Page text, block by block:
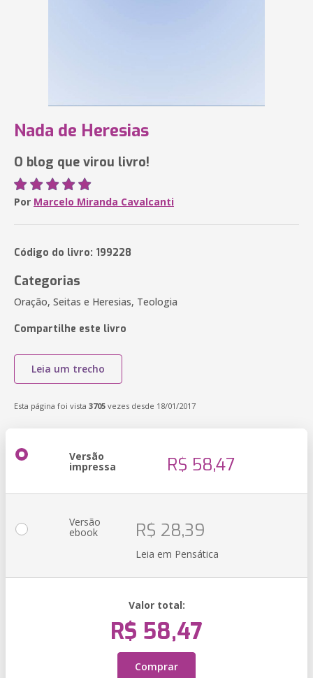
Nada de Heresias
O blog que virou livro!
Por Marcelo Miranda Cavalcanti
Código do livro: 199228
Categorias
Oração, Seitas e Heresias, Teologia
Compartilhe este livro
Leia um trecho
Esta página foi vista 3705 vezes desde 18/01/2017
Versão
impressa R$ 58,47
Versão
ebook R$ 28,39
Leia em Pensática
Valor total:
R$ 58,47
Comprar